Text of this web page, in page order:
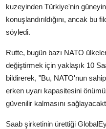
kuzeyinden Türkiye'nin
konuşlandırıldığını, ancak bu
söyledi.
Rutte, bugün bazı NATO
değiştirmek için yaklaşık 10
bildirerek, "Bu, NATO'nun
erken uyarı kapasitesini
güvenilir kalmasını
Saab şirketinin ürettiği